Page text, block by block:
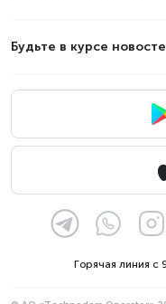
Будьте в курсе
Горячая линия